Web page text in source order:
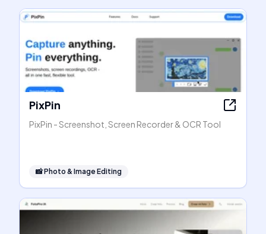
PixPin
PixPin - Screenshot, Screen Recorder & OCR Tool
📸Photo & Image Editing